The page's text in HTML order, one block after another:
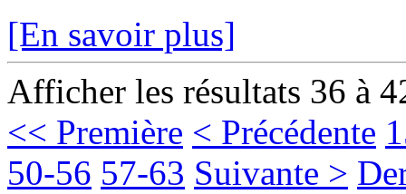
[En savoir plus]
Afficher les résultats 36 à
<< Première < Précédente
50-56 57-63 Suivante >